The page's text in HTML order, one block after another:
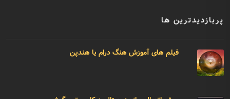
پربازدیدترین ها
فیلم های آموزش هنگ درام یا هندپن